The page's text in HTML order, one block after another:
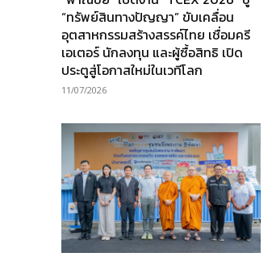
“ทรัพย์สินทางปัญญา” ขับเคลื่อน
อุตสาหกรรมสร้างสรรค์ไทย เชื่อมครี
เอเตอร์ นักลงทุน และผู้ซื้อสิทธิ เปิด
ประตูสู่โอกาสใหม่ในเวทีโลก
11/07/2026